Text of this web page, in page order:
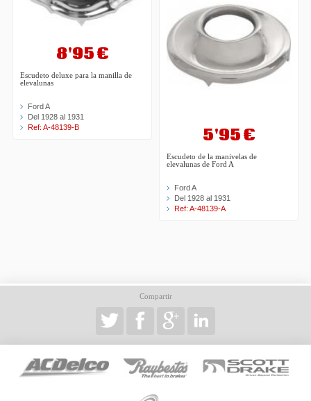
8'95 €
Escudeto deluxe para la manilla de
elevalunas
Ford A
Del 1928 al 1931
Ref: A-48139-B
5'95 €
Escudeto de la manivelas de
elevalunas de Ford A
Ford A
Del 1928 al 1931
Ref: A-48139-A
Compartir